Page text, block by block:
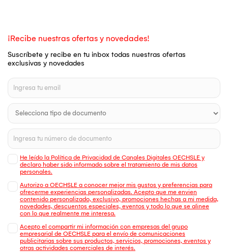
¡Recibe nuestras ofertas y novedades!
Suscríbete y recibe en tu inbox todas nuestras ofertas
exclusivas y novedades
He leído la Política de Privacidad de Canales Digitales OECHSLE y
declaro haber sido informado sobre el tratamiento de mis datos
personales.
Autorizo a OECHSLE a conocer mejor mis gustos y preferencias para
ofrecerme experiencias personalizadas. Acepto que me envien
contenido personalizado, exclusivo, promociones hechas a mi medida,
novedades, descuentos especiales, eventos y todo lo que se alinee
con lo que realmente me interesa.
Acepto el compartir mi información con empresas del grupo
empresarial de OECHSLE para el envío de comunicaciones
publicitarias sobre sus productos, servicios, promociones, eventos y
otras actividades comerciales de interés.